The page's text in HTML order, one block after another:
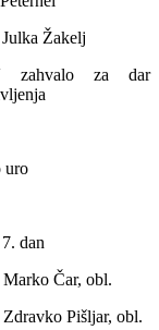
Žakelj
zahvalo za dar
uro
dan
Čar, obl.
Pišljar, obl.